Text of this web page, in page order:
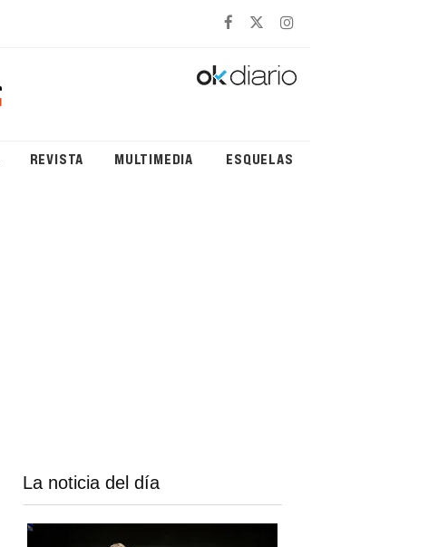
REVISTA MULTIMEDIA ESQUELAS
La noticia del día